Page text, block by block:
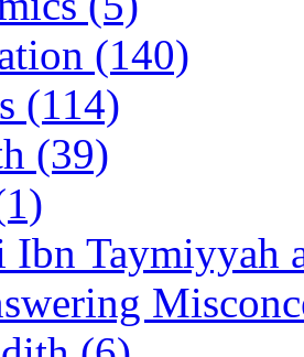
(140)
(114)
(39)
Ibn Taymiyyah